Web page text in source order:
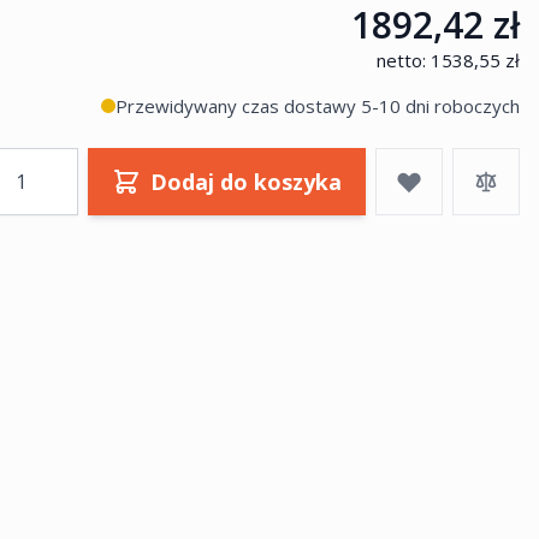
1892,42 zł
netto: 1538,55 zł
Przewidywany czas dostawy 5-10 dni roboczych
Dodaj do koszyka